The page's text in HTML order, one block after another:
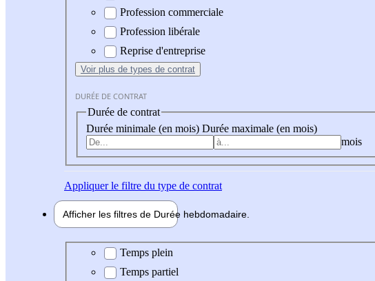
Profession commerciale
Profession libérale
Reprise d'entreprise
Voir plus de types de contrat
DURÉE DE CONTRAT
Durée de contrat
Durée minimale (en mois) Durée maximale (en mois)
mois
Appliquerle filtre du type de contrat
Afficher les filtres de Durée hebdomadaire
Durée hebdomadaire
Temps plein
Temps partiel